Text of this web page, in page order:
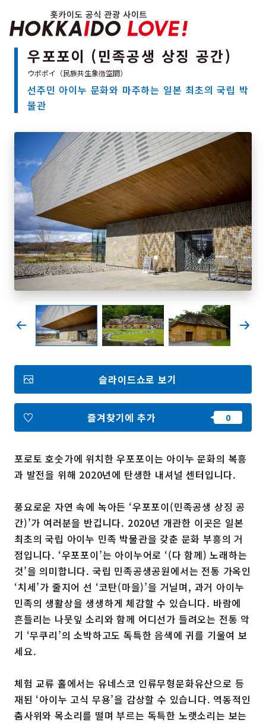
특집
관광지
온천
추천코스
교통
홋카이도 둘러보기
여행 테마로 검색
빗속에서 만끽
7개의 국립공원
절경을 만나는 여행
기초지식
즐겨찾기
Face
book
Insta
gram
YouT
ube
Insta
gram
Face
book
포토갤러리
영상갤러리
팸플릿
이용 규약
운영조직 소개
링크
언어선택
우포포이 (민족공생 상징 공간)
선주민 아이누 문화와 마주하는 일본 최초의 국립 박
물관
포로토 호숫가에 위치한 우포포이는 아이누 문화의 복흥
과 발전을 위해 2020년에 탄생한 내셔널 센터입니다.
풍요로운 자연 속에 녹아든 ‘우포포이(민족공생 상징 공
간)’가 여러분을 반깁니다. 2020년 개관한 이곳은 일본
최초의 국립 아이누 민족 박물관을 갖춘 문화 부흥의 거
점입니다. ‘우포포이’는 아이누어로 ‘(다 함께) 노래하는
것’을 의미합니다. 국립 민족공생공원에서는 전통 가옥인
‘치세’가 줄지어 선 ‘코탄(마을)’을 거닐며, 과거 아이누
민족의 생활상을 생생하게 체감할 수 있습니다. 바람에
흔들리는 나뭇잎 소리와 함께 어디선가 들려오는 전통 악
기 ‘무쿠리’의 소박하고도 독특한 음색에 귀를 기울여 보
세요.
체험 교류 홀에서는 유네스코 인류무형문화유산으로 등
재된 ‘아이누 고식 무용’을 감상할 수 있습니다. 역동적인
춤사위와 목소리를 떨며 부르는 독특한 노랫소리는 보는
슬라이드쇼로 보기
즐겨찾기에 추가